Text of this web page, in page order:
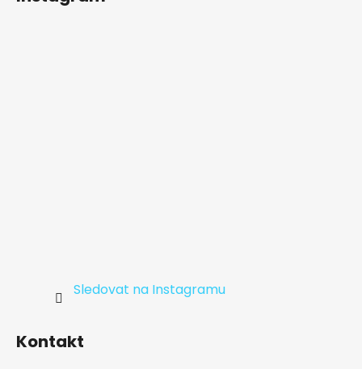
Sledovat na Instagramu
Kontakt